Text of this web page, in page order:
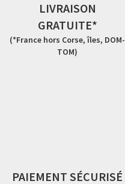
LIVRAISON
GRATUITE*
(*France hors Corse, îles, DOM-
TOM)
PAIEMENT SÉCURISÉ